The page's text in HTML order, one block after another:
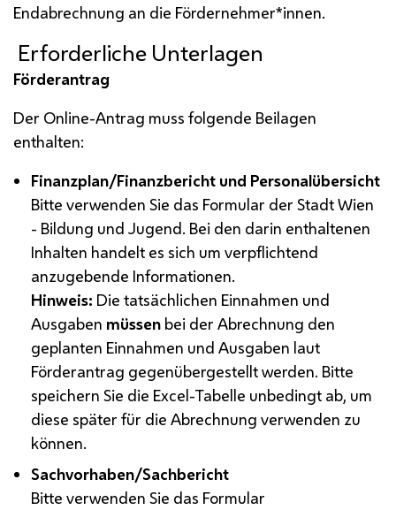
Endabrechnung an die Fördernehmer*innen.
Erforderliche Unterlagen
Förderantrag
Der Online-Antrag muss folgende Beilagen
enthalten:
Finanzplan/Finanzbericht und Personalübersicht
Bitte verwenden Sie das Formular der Stadt Wien
- Bildung und Jugend. Bei den darin enthaltenen
Inhalten handelt es sich um verpflichtend
anzugebende Informationen.
Hinweis: Die tatsächlichen Einnahmen und
Ausgaben müssen bei der Abrechnung den
geplanten Einnahmen und Ausgaben laut
Förderantrag gegenübergestellt werden. Bitte
speichern Sie die Excel-Tabelle unbedingt ab, um
diese später für die Abrechnung verwenden zu
können.
Sachvorhaben/Sachbericht
Bitte verwenden Sie das Formular